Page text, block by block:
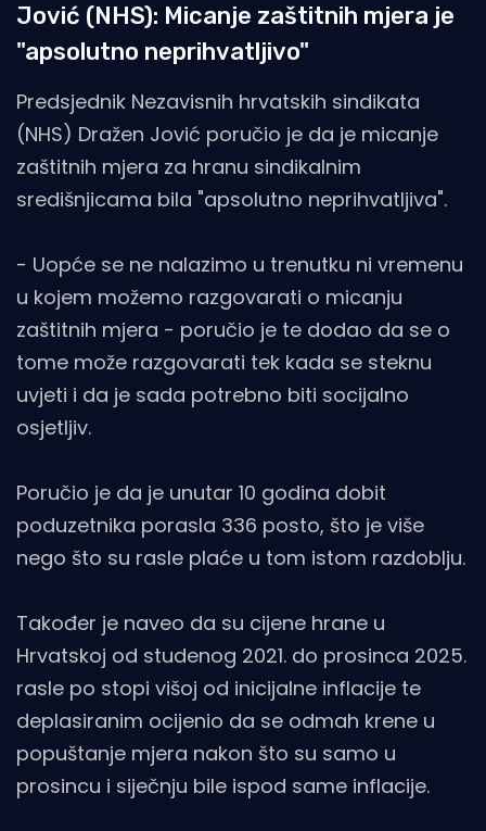
Jović (NHS): Micanje zaštitnih mjera je
"apsolutno neprihvatljivo"
Predsjednik Nezavisnih hrvatskih sindikata
(NHS) Dražen Jović poručio je da je micanje
zaštitnih mjera za hranu sindikalnim
središnjicama bila "apsolutno neprihvatljiva".
- Uopće se ne nalazimo u trenutku ni vremenu
u kojem možemo razgovarati o micanju
zaštitnih mjera - poručio je te dodao da se o
tome može razgovarati tek kada se steknu
uvjeti i da je sada potrebno biti socijalno
osjetljiv.
Poručio je da je unutar 10 godina dobit
poduzetnika porasla 336 posto, što je više
nego što su rasle plaće u tom istom razdoblju.
Također je naveo da su cijene hrane u
Hrvatskoj od studenog 2021. do prosinca 2025.
rasle po stopi višoj od inicijalne inflacije te
deplasiranim ocijenio da se odmah krene u
popuštanje mjera nakon što su samo u
prosincu i siječnju bile ispod same inflacije.